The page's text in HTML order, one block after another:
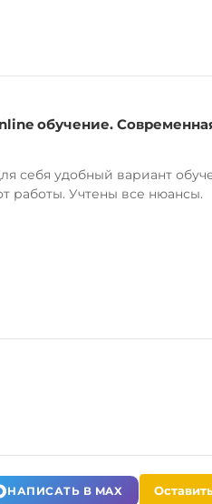
обучение.
себя удобный вариант
работы. Учтены все нюансы.
НАПИСАТЬ В MAX